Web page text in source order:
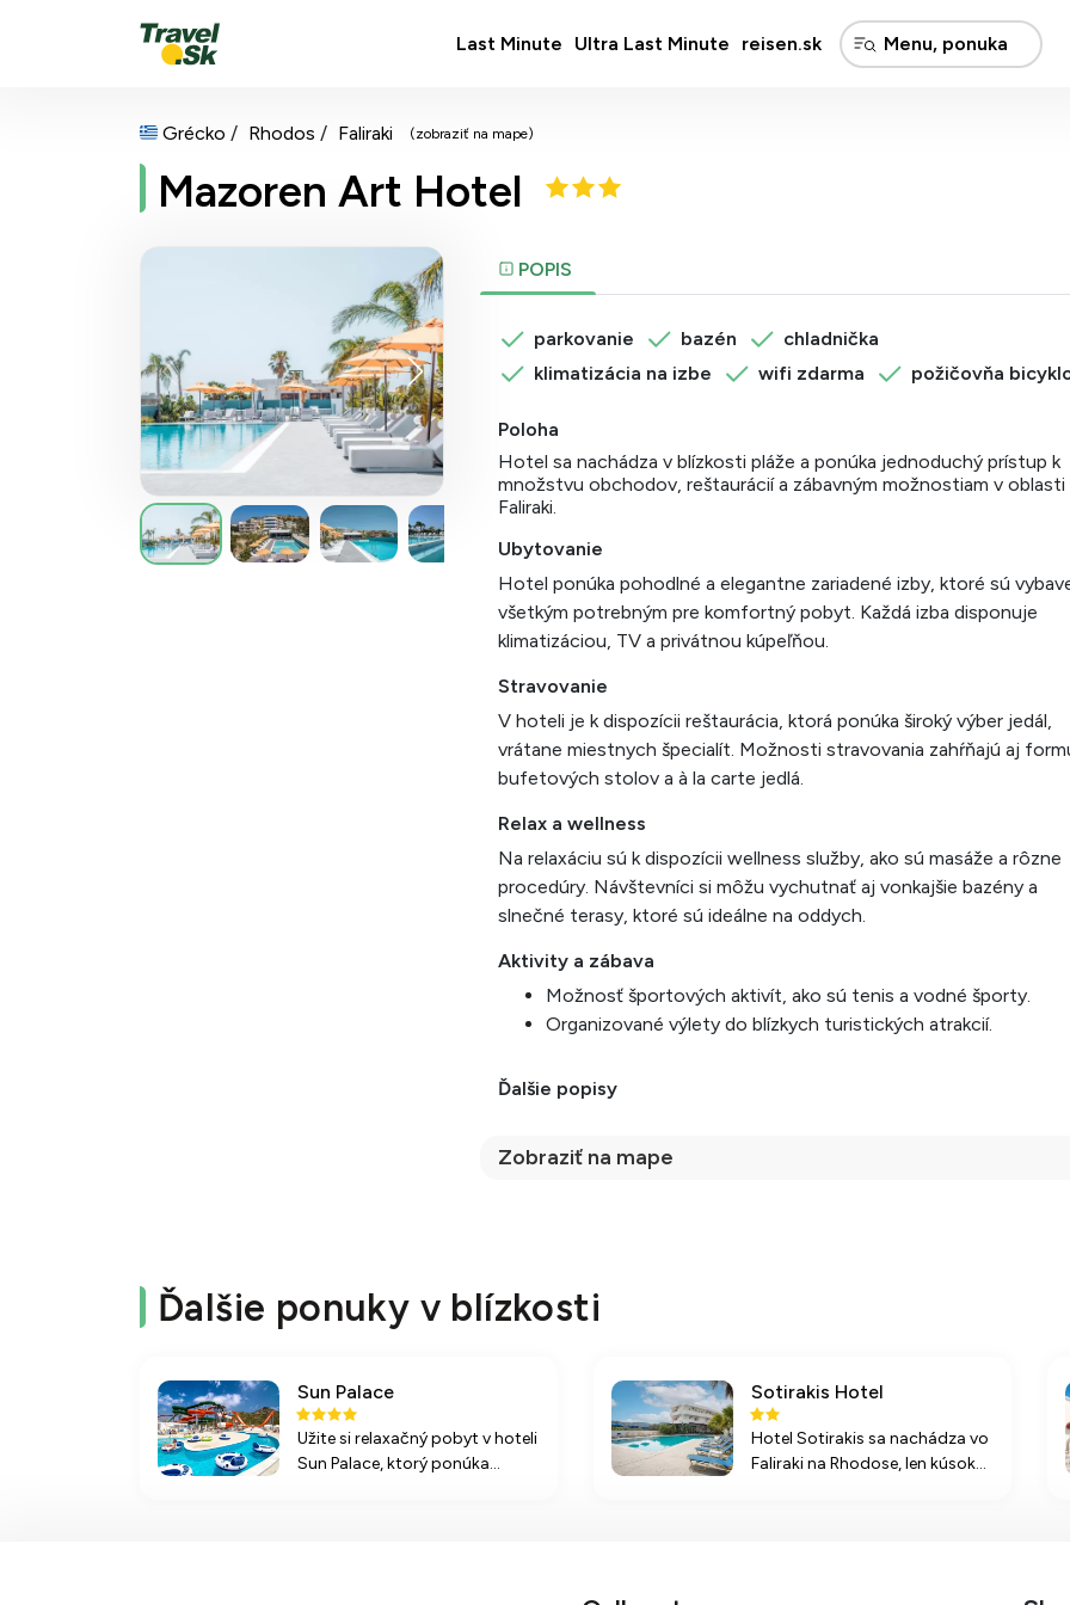
Last Minute Ultra Last Minute reisen.sk
Grécko Rhodos Faliraki (zobraziť na mape)
Mazoren Art Hotel
POPIS
parkovanie bazén
chladnička
klimatizácia na izbe
wifi zdarma požičovňa
Poloha
Hotel sa nachádza v blízkosti pláže a ponúka jednoduchý prístup k
množstvu obchodov, reštaurácií a zábavným možnostiam v oblasti
Faliraki.
Ubytovanie
Hotel ponúka pohodlné a elegantne zariadené izby, ktoré sú
všetkým potrebným pre komfortný pobyt. Každá izba disponuje
klimatizáciou, TV a privátnou kúpeľňou.
Stravovanie
V hoteli je k dispozícii reštaurácia, ktorá ponúka široký výber jedál,
vrátane miestnych špecialít. Možnosti stravovania zahŕňajú aj
bufetových stolov a à la carte jedlá.
Relax a wellness
Na relaxáciu sú k dispozícii wellness služby, ako sú masáže a rôzne
procedúry. Návštevníci si môžu vychutnať aj vonkajšie bazény a
slnečné terasy, ktoré sú ideálne na oddych.
Aktivity a zábava
Možnosť športových aktivít, ako sú tenis a vodné športy.
Organizované výlety do blízkych turistických atrakcií.
Ďalšie popisy
Zobraziť na mape
Ďalšie ponuky v blízkosti
Sun Palace
Užite si relaxačný pobyt v hoteli
Sun Palace, ktorý ponúka
Sotirakis Hotel
Hotel Sotirakis sa nachádza vo
Faliraki na Rhodose, len kúsok